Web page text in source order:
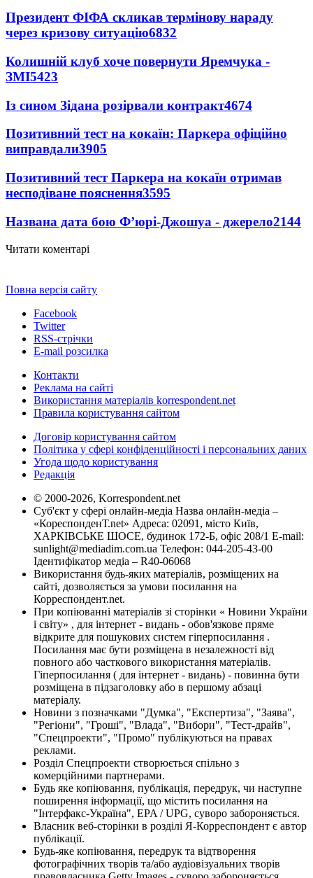
Президент ФІФА скликав термінову нараду
через кризову ситуацію6832
Колишній клуб хоче повернути Яремчука -
ЗМІ5423
Із сином Зідана розірвали контракт4674
Позитивний тест на кокаїн: Паркера офіційно
виправдали3905
Позитивний тест Паркера на кокаїн отримав
несподіване пояснення3595
Названа дата бою Ф’юрі-Джошуа - джерело2144
Читати коментарі
Повна версія сайту
Facebook
Twitter
RSS-стрічки
E-mail розсилка
Контакти
Реклама на сайті
Використання матеріалів korrespondent.net
Правила користування сайтом
Договір користування сайтом
Політика у сфері конфіденційності і персональних даних
Угода щодо користування
Редакція
© 2000-2026, Korrespondent.net
Суб'єкт у сфері онлайн-медіа Назва онлайн-медіа –
«КореспонденТ.net» Адреса: 02091, місто Київ,
ХАРКІВСЬКЕ ШОСЕ, будинок 172-Б, офіс 208/1 E-mail:
sunlight@mediadim.com.ua Телефон: 044-205-43-00
Ідентифікатор медіа – R40-06068
Використання будь-яких матеріалів, розміщених на
сайті, дозволяється за умови посилання на
Корреспондент.net.
При копіюванні матеріалів зі сторінки « Новини України
і світу» , для інтернет - видань - обов'язкове пряме
відкрите для пошукових систем гіперпосилання .
Посилання має бути розміщена в незалежності від
повного або часткового використання матеріалів.
Гіперпосилання ( для інтернет - видань) - повинна бути
розміщена в підзаголовку або в першому абзаці
матеріалу.
Новини з позначками "Думка", "Експертиза", "Заява",
"Регіони", "Гроші", "Влада", "Вибори", "Тест-драйв",
"Спецпроекти", "Промо" публікуються на правах
реклами.
Розділ Спецпроекти створюється спільно з
комерційними партнерами.
Будь яке копіювання, публікація, передрук, чи наступне
поширення інформації, що містить посилання на
"Інтерфакс-Україна", EPA / UPG, суворо забороняється.
Власник веб-сторінки в розділі Я-Корреспондент є автор
публікації.
Будь-яке копіювання, передрук та відтворення
фотографічних творів та/або аудіовізуальних творів